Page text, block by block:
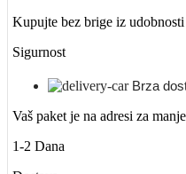
Kupujte bez brige iz
Sigurnost
Brza
Vaš paket je na adresi za
1-2 Dana